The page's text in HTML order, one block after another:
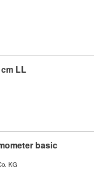
LL
basic
KG